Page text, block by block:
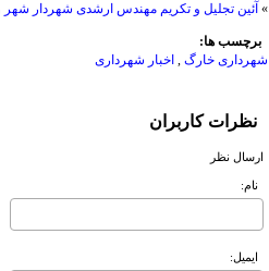
» آئین تجلیل و تکریم مهندس ارشدی شهردار شهر
برچسب ها:
شهرداری خارگ , اخبار شهرداری
نظرات کاربران
ارسال نظر
نام:
ايميل: